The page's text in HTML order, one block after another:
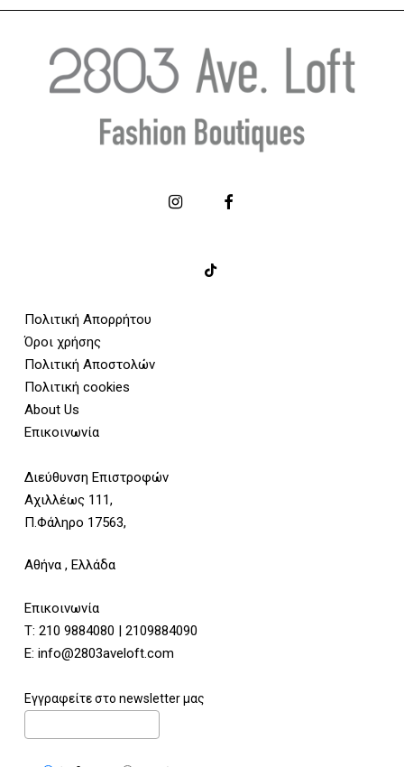
Πολιτική Απορρήτου
Όροι χρήσης
Πολιτική Αποστολών
Πολιτική cookies
About Us
Επικοινωνία
Διεύθυνση Επιστροφών
Αχιλλέως 111,
Π.Φάληρο 17563,
Αθήνα , Ελλάδα
Επικοινωνία
Τ: 210 9884080 | 2109884090
E: info@2803aveloft.com
Εγγραφείτε στο newsletter μας